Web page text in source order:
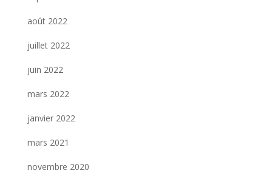
août 2022
juillet 2022
juin 2022
mars 2022
janvier 2022
mars 2021
novembre 2020